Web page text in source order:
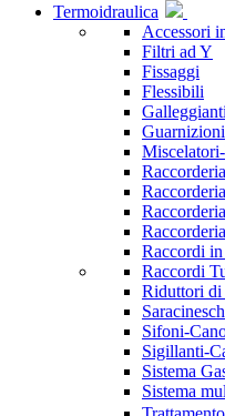
Termoidraulica
Accessori
Filtri ad Y
Fissaggi
Flessibili
Galleggianti
Guarnizioni
Raccordi
Raccordi
Riduttori di
Sifoni-
Sigillanti-
Sistema
Sistema